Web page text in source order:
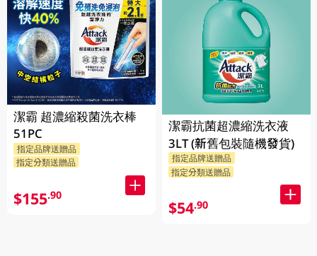
潔霸 超濃縮殺菌洗衣棒
51PC
指定品牌送贈品
指定分類送贈品
$155.90
潔霸抗菌超濃縮洗衣液
3LT (新舊包裝隨機發貨)
指定品牌送贈品
指定分類送贈品
$54.90